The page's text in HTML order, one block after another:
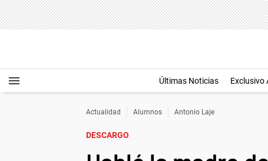
Últimas Noticias Exclusivo
Actualidad Alumnos Antonio Laje
DESCARGO